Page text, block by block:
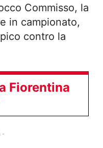
Commisso, la
in campionato,
contro la
Fiorentina
-